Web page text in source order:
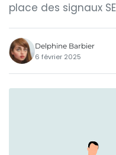
place des signaux
Delphine Barbier
6 février 2025